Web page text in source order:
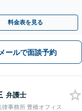
料金表を見る
メールで面談予約
弁護士
事務所 豊橋オフィス